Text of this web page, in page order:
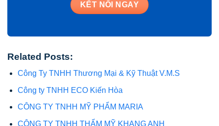
KẾT NỐI NGAY
Related Posts:
Công Ty TNHH Thương Mại & Kỹ Thuật V.M.S
Công ty TNHH ECO Kiến Hòa
CÔNG TY TNHH MỸ PHẨM MARIA
CÔNG TY TNHH THẨM MỸ KHANG ANH